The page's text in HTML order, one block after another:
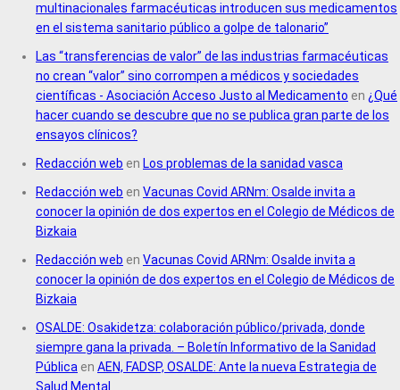
multinacionales farmacéuticas introducen sus medicamentos
en el sistema sanitario público a golpe de talonario”
Las “transferencias de valor” de las industrias farmacéuticas
no crean “valor” sino corrompen a médicos y sociedades
científicas - Asociación Acceso Justo al Medicamento en ¿Qué
hacer cuando se descubre que no se publica gran parte de los
ensayos clínicos?
Redacción web en Los problemas de la sanidad vasca
Redacción web en Vacunas Covid ARNm: Osalde invita a
conocer la opinión de dos expertos en el Colegio de Médicos de
Bizkaia
Redacción web en Vacunas Covid ARNm: Osalde invita a
conocer la opinión de dos expertos en el Colegio de Médicos de
Bizkaia
OSALDE: Osakidetza: colaboración público/privada, donde
siempre gana la privada. – Boletín Informativo de la Sanidad
Pública en AEN, FADSP, OSALDE: Ante la nueva Estrategia de
Salud Mental